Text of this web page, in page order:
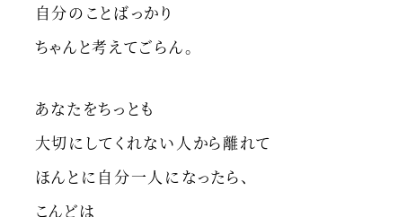
自分のことばっかり
ちゃんと考えてごらん。
あなたをちっとも
大切にしてくれない人から離れて
ほんとに自分一人になったら、
こんどは